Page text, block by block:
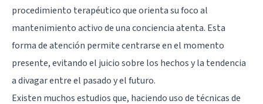
procedimiento terapéutico que orienta su foco al
mantenimiento activo de una conciencia atenta. Esta
forma de atención permite centrarse en el momento
presente, evitando el juicio sobre los hechos y la tendencia
a divagar entre el pasado y el futuro.
Existen muchos estudios que, haciendo uso de técnicas de